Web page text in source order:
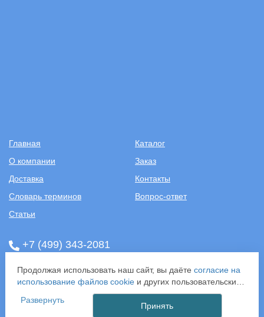
Главная
Каталог
О компании
Заказ
Доставка
Контакты
Словарь терминов
Вопрос-ответ
Статьи
+7 (499) 343-2081
ООО «САНТЕХПОСТАВКА»
ИНН: 7731286301
ОГРН: 1157746583092
121357, г. Москва, ул. Верейская, д. 29, стр. 35
Продолжая использовать наш сайт, вы даёте согласие на
использование файлов cookieи других пользовательских
данных (включая IP-адрес, сведения о местоположении,
устройстве, действиях на сайте и т. п.) для
Развернуть
Принять